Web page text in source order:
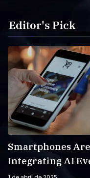
Editor's Pick
Smartphones
Integrating AI